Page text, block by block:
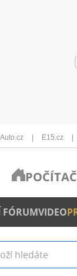
Auto.cz E15.cz
FÓRUMVIDEO